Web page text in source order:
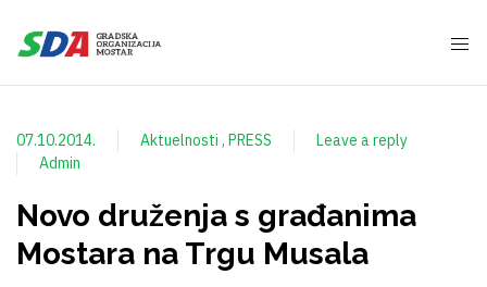
07.10.2014. Aktuelnosti PRESS
Leave a reply
Admin
Novo druženja s građanima
Mostara na Trgu Musala